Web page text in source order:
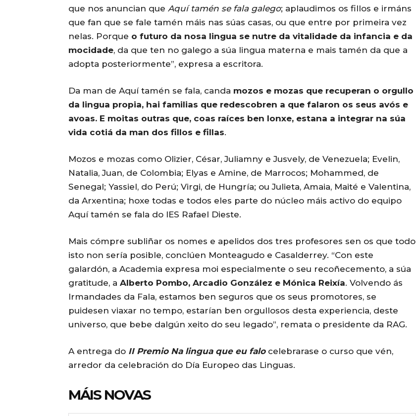
que nos anuncian que Aquí tamén se fala galego; aplaudimos os fillos e irmáns
que fan que se fale tamén máis nas súas casas, ou que entre por primeira vez
nelas. Porque o futuro da nosa lingua se nutre da vitalidade da infancia e da
mocidade, da que ten no galego a súa lingua materna e mais tamén da que a
adopta posteriormente”, expresa a escritora.
Da man de Aquí tamén se fala, canda mozos e mozas que recuperan o orgullo
da lingua propia, hai familias que redescobren a que falaron os seus avós e
avoas. E moitas outras que, coas raíces ben lonxe, estana a integrar na súa
vida cotiá da man dos fillos e fillas.
Mozos e mozas como Olizier, César, Juliamny e Jusvely, de Venezuela; Evelin,
Natalia, Juan, de Colombia; Elyas e Amine, de Marrocos; Mohammed, de
Senegal; Yassiel, do Perú; Virgi, de Hungría; ou Julieta, Amaia, Maité e Valentina,
da Arxentina; hoxe todas e todos eles parte do núcleo máis activo do equipo
Aquí tamén se fala do IES Rafael Dieste.
Mais cómpre subliñar os nomes e apelidos dos tres profesores sen os que todo
isto non sería posible, conclúen Monteagudo e Casalderrey. “Con este
galardón, a Academia expresa moi especialmente o seu recoñecemento, a súa
gratitude, a Alberto Pombo, Arcadio González e Mónica Reixía. Volvendo ás
Irmandades da Fala, estamos ben seguros que os seus promotores, se
puidesen viaxar no tempo, estarían ben orgullosos desta experiencia, deste
universo, que bebe dalgún xeito do seu legado”, remata o presidente da RAG.
A entrega do II Premio Na lingua que eu falo celebrarase o curso que vén,
arredor da celebración do Día Europeo das Linguas.
MÁIS NOVAS